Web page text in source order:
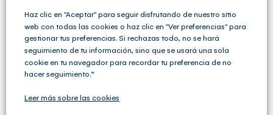
Cegid Club del Asesor no solo ofrece soluciones de
Gestión Fiscal, Contable y Laboral completas sino que
Haz clic en "Aceptar" para seguir disfrutando de nuestro sitio
web con todas las cookies o haz clic en "Ver preferencias" para
gestionar tus preferencias. Si rechazas todo, no se hará
seguimiento de tu información, sino que se usará una sola
cookie en tu navegador para recordar tu preferencia de no
hacer seguimiento.”
Leer más sobre las cookies